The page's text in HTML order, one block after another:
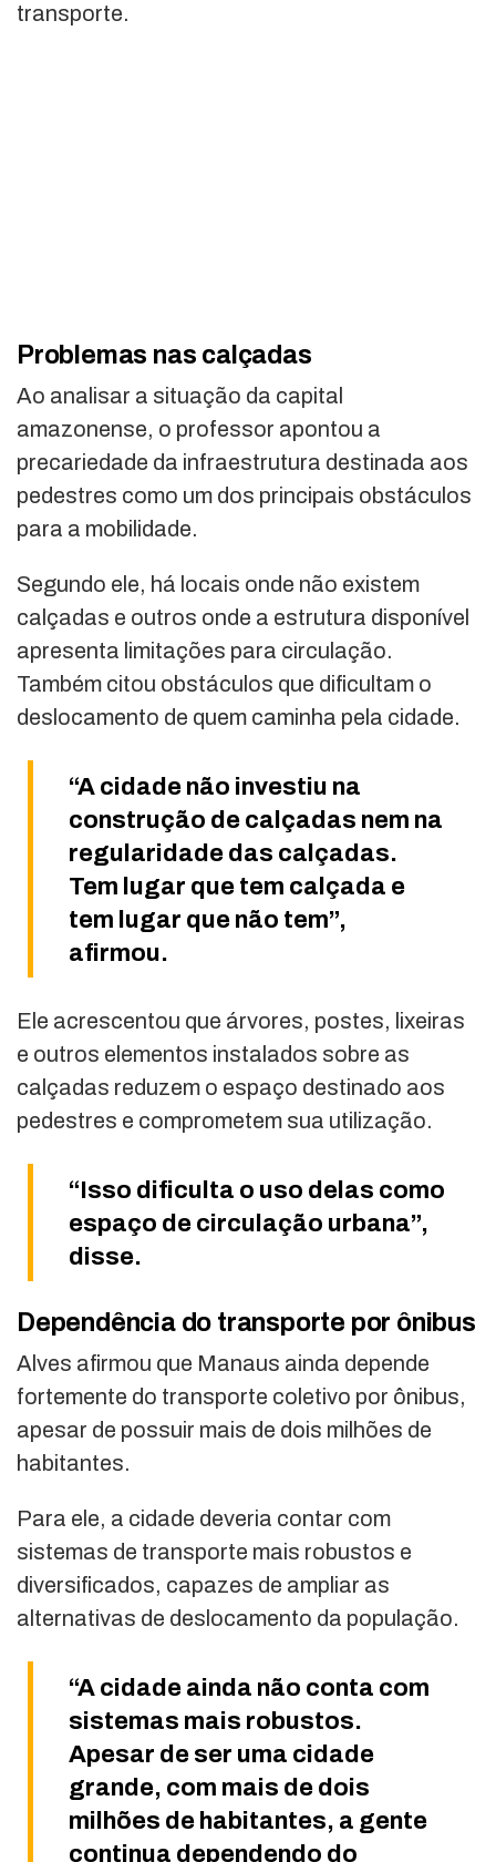
transporte.
Problemas nas calçadas
Ao analisar a situação da capital
amazonense, o professor apontou a
precariedade da infraestrutura destinada aos
pedestres como um dos principais obstáculos
para a mobilidade.
Segundo ele, há locais onde não existem
calçadas e outros onde a estrutura disponível
apresenta limitações para circulação.
Também citou obstáculos que dificultam o
deslocamento de quem caminha pela cidade.
“A cidade não investiu na
construção de calçadas nem na
regularidade das calçadas.
Tem lugar que tem calçada e
tem lugar que não tem”,
afirmou.
Ele acrescentou que árvores, postes, lixeiras
e outros elementos instalados sobre as
calçadas reduzem o espaço destinado aos
pedestres e comprometem sua utilização.
“Isso dificulta o uso delas como
espaço de circulação urbana”,
disse.
Dependência do transporte por ônibus
Alves afirmou que Manaus ainda depende
fortemente do transporte coletivo por ônibus,
apesar de possuir mais de dois milhões de
habitantes.
Para ele, a cidade deveria contar com
sistemas de transporte mais robustos e
diversificados, capazes de ampliar as
alternativas de deslocamento da população.
“A cidade ainda não conta com
sistemas mais robustos.
Apesar de ser uma cidade
grande, com mais de dois
milhões de habitantes, a gente
continua dependendo do